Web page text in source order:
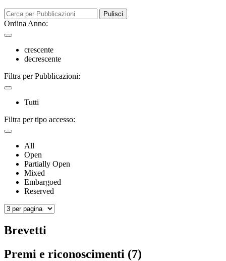
Pulisci
Ordina Anno:
crescente
decrescente
Filtra per Pubblicazioni:
Tutti
Filtra per tipo accesso:
All
Open
Partially Open
Mixed
Embargoed
Reserved
Brevetti
Premi e riconoscimenti (7)